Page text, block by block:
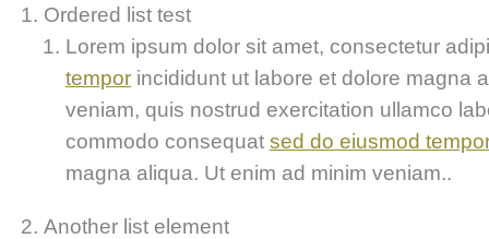
Ordered list test
Lorem ipsum dolor sit amet, consectetur
tempor incididunt ut labore et dolore magna
veniam, quis nostrud exercitation ullamco
commodo consequat sed do eiusmod
magna aliqua. Ut enim ad minim veniam..
Another list element